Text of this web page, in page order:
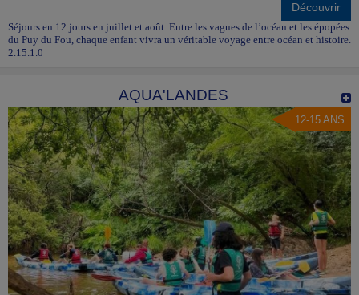
Découvrir
Séjours en 12 jours en juillet et août. Entre les vagues de l’océan et les épopées
du Puy du Fou, chaque enfant vivra un véritable voyage entre océan et histoire.
2.15.1.0
AQUA'LANDES
12-15 ANS